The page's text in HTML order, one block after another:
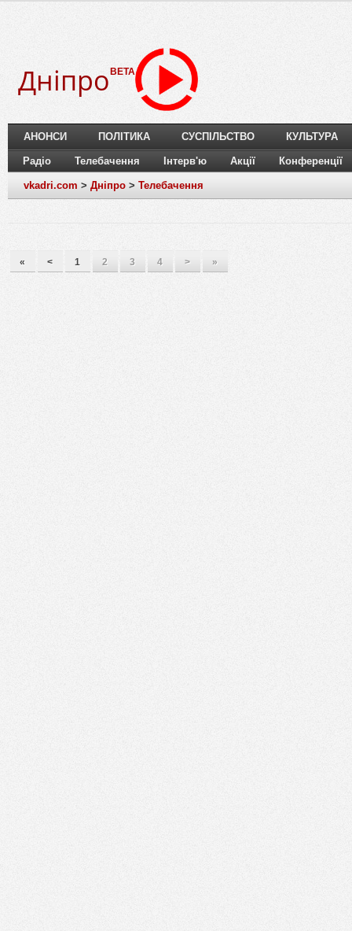
Дніпро BETA
АНОНСИ ПОЛІТИКА СУСПІЛЬСТВО КУЛЬТУРА
Радіо Телебачення Інтерв'ю Акції Конференції
vkadri.com > Дніпро > Телебачення
« < 1 2 3 4 > »